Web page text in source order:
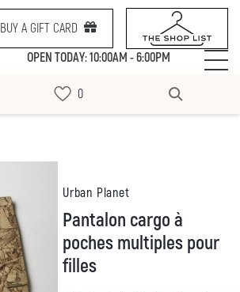
BUY A GIFT CARD
OPEN TODAY: 10:00AM - 6:00PM
Urban Planet
Pantalon cargo à
poches multiples pour
filles